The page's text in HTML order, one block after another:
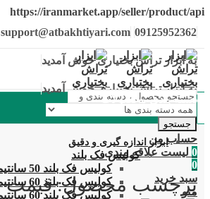
https://iranmarket.app/seller/product/api
support@atbakhtiyari.com 09125952362
به ابزار تراش بختیاری خوش آمدید
به ابزار تراش بختیاری خوش آمدید
جستجو
حساب من
0 لیست علاقه مندی
0
سبد خرید
منو
دسته بندی محصولات
ابزار اندازه گیری و دقیق
کولیس فک بلند
کولیس فک بلند 50 سانتیمتر
کولیس فک بلند 60 سانتیمتر فک 15 سانتیمتر
کولیس فک بلند 60 سانتیمتر فک 20 سانتیمتر